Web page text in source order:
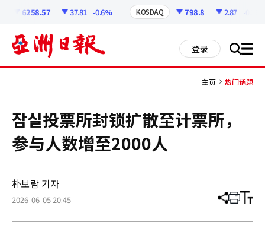
6258.57 37.81 -0.6% KOSDAQ 798.8 2.87 -0.36%
登录 搜 all
主页 热门话题
잠실投票所封锁扩散至计票所，
参与人数增至2000人
朴보람 기자
2026-06-05 20:45 分
章
打 调
小